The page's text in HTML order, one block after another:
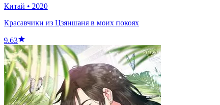
Китай • 2020
Красавчики из Цзяншаня в моих покоях
9.63